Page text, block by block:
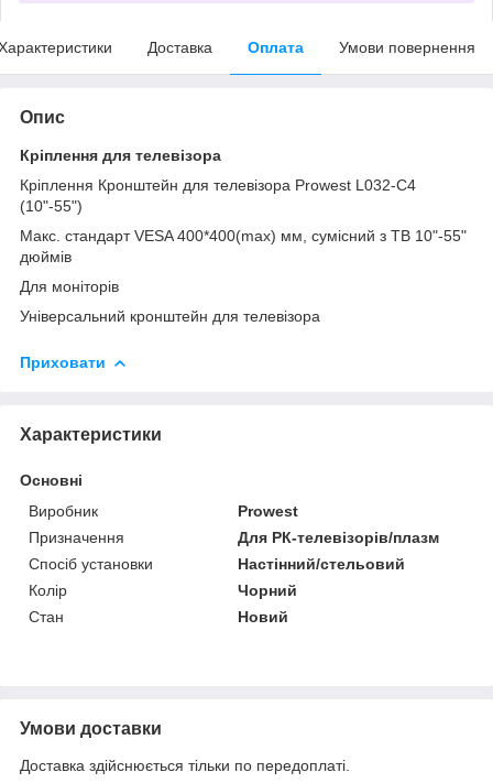
Доставка Оплата Умови повернення
Опис
Кріплення для телевізора
Кріплення Кронштейн для телевізора Prowest L032-C4
(10"-55")
Макс. стандарт VESA 400*400(max) мм, сумісний з ТВ 10"-55"
дюймів
Для моніторів
Універсальний кронштейн для телевізора
Приховати
Характеристики
Основні
Виробник
Prowest
Призначення
Для РК-телевізорів/плазм
Спосіб установки
Настінний/стельовий
Колір
Чорний
Стан
Новий
Умови доставки
Доставка здійснюється тільки по передоплаті.